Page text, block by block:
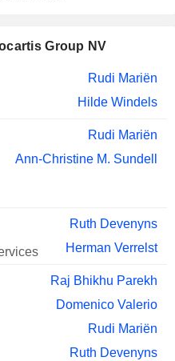
Group NV
Rudi Mariën
Hilde Windels
Rudi Mariën
Ann-Christine M. Sundell
Ruth Devenyns
Herman Verrelst
Raj Bhikhu Parekh
Domenico Valerio
Rudi Mariën
Ruth Devenyns